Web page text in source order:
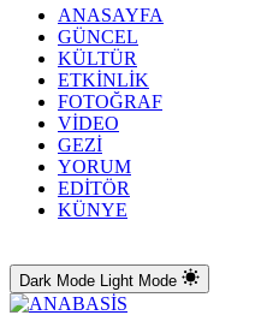
ANASAYFA
GÜNCEL
KÜLTÜR
ETKİNLİK
FOTOĞRAF
VİDEO
GEZİ
YORUM
EDİTÖR
KÜNYE
Dark Mode Light Mode